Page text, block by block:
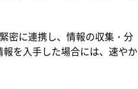
密に連携し、情報の収集・分
を入手した場合には、速やか